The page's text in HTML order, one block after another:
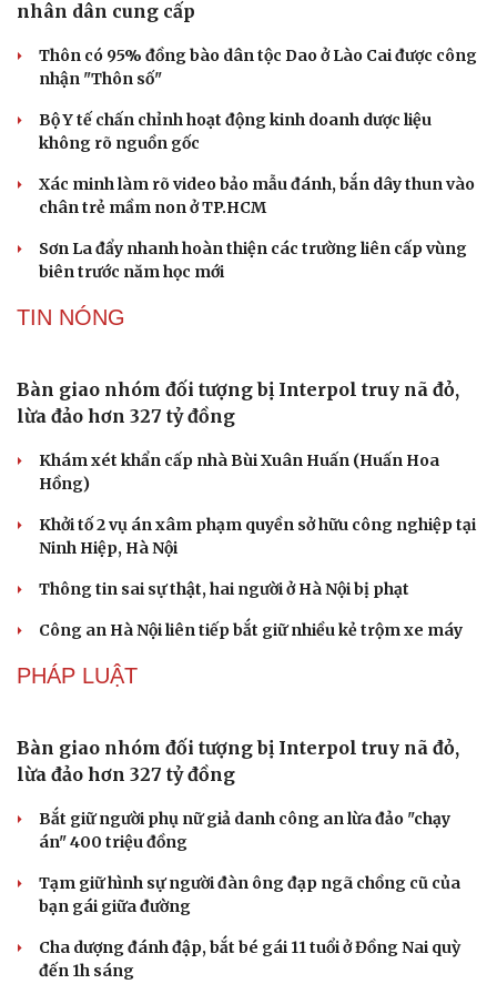
Du lịch
Tư vấn
Săn Tour
Câu chuyện thời sự
Tìm thấy hài cốt 2 liệt sĩ ở Đà Nẵng từ thông tin
nhân dân cung cấp
Thôn có 95% đồng bào dân tộc Dao ở Lào Cai được công
nhận "Thôn số"
không rõ nguồn gốc
chân trẻ mầm non ở TP.HCM
biên trước năm học mới
Bàn giao nhóm đối tượng bị Interpol truy nã đỏ,
lừa đảo hơn 327 tỷ đồng
Khám xét khẩn cấp nhà Bùi Xuân Huấn (Huấn Hoa
Hồng)